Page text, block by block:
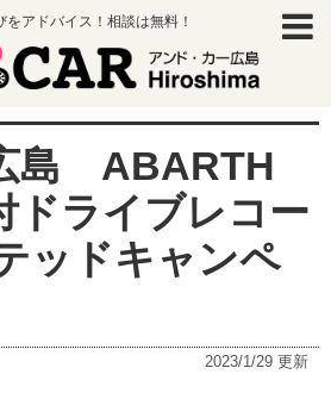
をアドバイス！相談は無料！
島 ABARTH
ドライブレコー
ッドキャンペ
2023/1/29 更新